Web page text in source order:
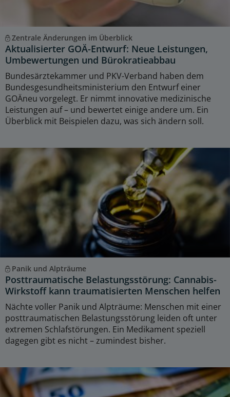
Zentrale Änderungen im Überblick
Aktualisierter GOÄ-Entwurf: Neue Leistungen,
Umbewertungen und Bürokratieabbau
Bundesärztekammer und PKV-Verband haben dem
Bundesgesundheitsministerium den Entwurf einer
GOÄneu vorgelegt. Er nimmt innovative medizinische
Leistungen auf – und bewertet einige andere um. Ein
Überblick mit Beispielen dazu, was sich ändern soll.
Panik und Alpträume
Posttraumatische Belastungsstörung: Cannabis-
Wirkstoff kann traumatisierten Menschen helfen
Nächte voller Panik und Alpträume: Menschen mit einer
posttraumatischen Belastungsstörung leiden oft unter
extremen Schlafstörungen. Ein Medikament speziell
dagegen gibt es nicht – zumindest bisher.